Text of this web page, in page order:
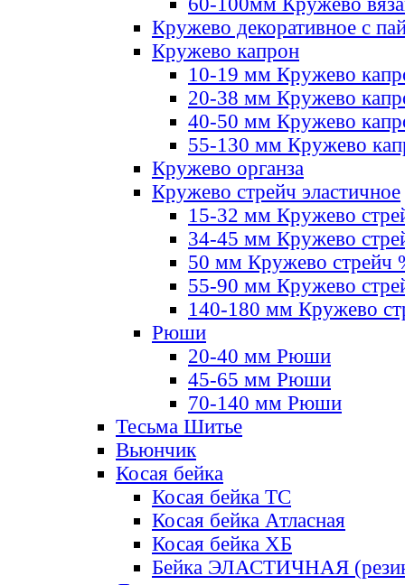
Кружево декоративное с
Кружево капрон
10-19 мм Кружево
20-38 мм Кружево
40-50 мм Кружево
55-130 мм Кружево
Кружево органза
Кружево стрейч эластичное
15-32 мм Кружево
34-45 мм Кружево
50 мм Кружево стрейч
55-90 мм Кружево
140-180 мм Кружево
Рюши
20-40 мм Рюши
45-65 мм Рюши
70-140 мм Рюши
Тесьма Шитье
Вьюнчик
Косая бейка
Косая бейка ТС
Косая бейка Атласная
Косая бейка ХБ
Бейка ЭЛАСТИЧНАЯ